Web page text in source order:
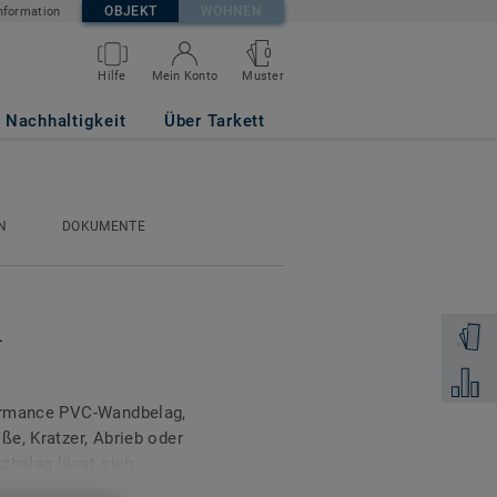
OBJEKT WOHNEN
Hilfe Mein Konto
0
Muster
Nachhaltigkeit Über Tarkett
Zum
DOKUMENTE
PVC-Wandbelag,
Kratzer, Abrieb oder